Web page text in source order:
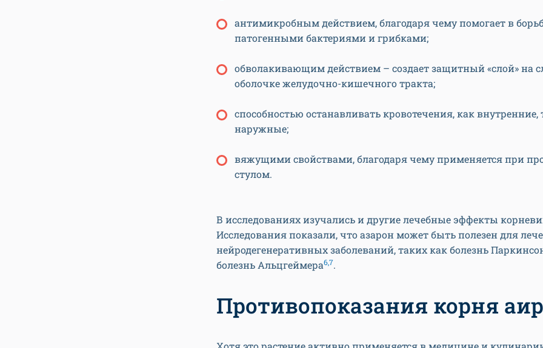
антимикробным действием, благодаря чему помогает в
патогенными бактериями и грибками;
обволакивающим действием – создает защитный «слой» на
оболочке желудочно-кишечного тракта;
способностью останавливать кровотечения, как внутренние,
наружные;
вяжущими свойствами, благодаря чему применяется при
стулом.
В исследованиях изучались и другие лечебные эффекты
Исследования показали, что азарон может быть полезен для
нейродегенеративных заболеваний, таких как болезнь
болезнь Альцгеймера6,7.
Противопоказания корня